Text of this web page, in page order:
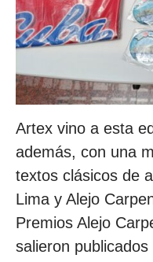
Artex vino a esta
además, con una
textos clásicos de
Lima y Alejo
Premios Alejo
salieron